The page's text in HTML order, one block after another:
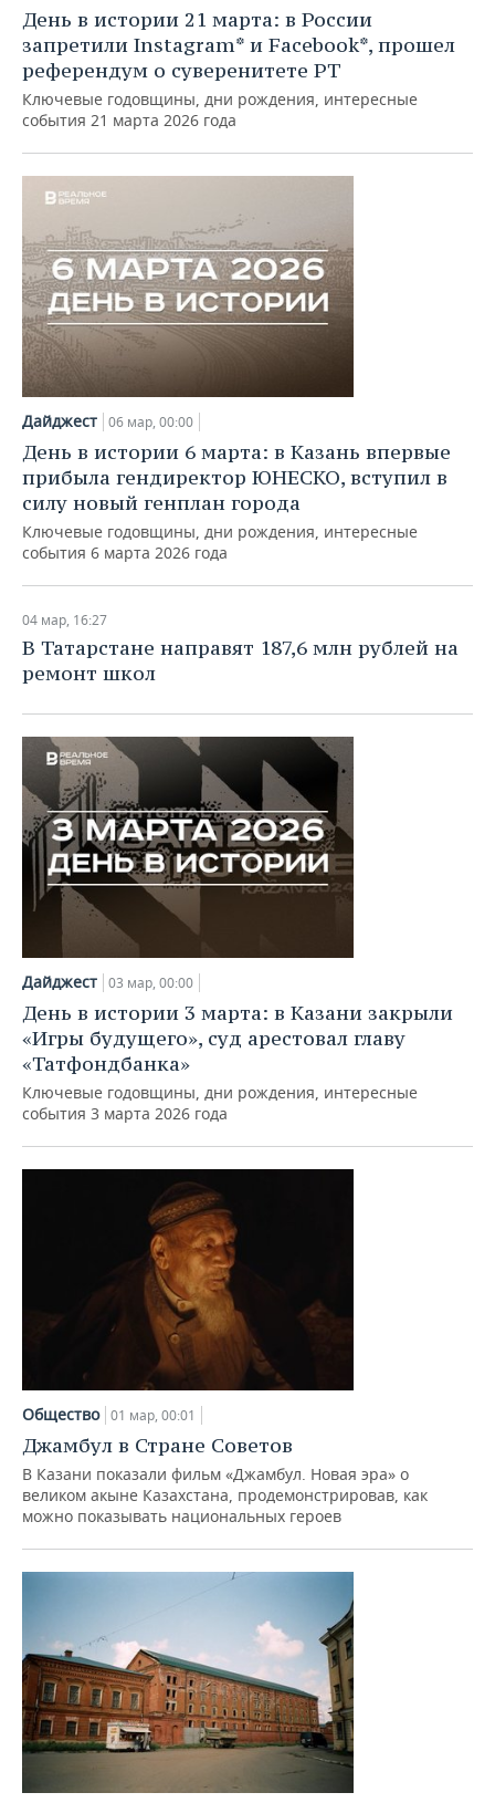
День в истории 21 марта: в России
запретили Instagram* и Facebook*, прошел
референдум о суверенитете РТ
Ключевые годовщины, дни рождения, интересные
события 21 марта 2026 года
Дайджест 06 мар, 00:00
День в истории 6 марта: в Казань впервые
прибыла гендиректор ЮНЕСКО, вступил в
силу новый генплан города
Ключевые годовщины, дни рождения, интересные
события 6 марта 2026 года
04 мар, 16:27
В Татарстане направят 187,6 млн рублей на
ремонт школ
Дайджест 03 мар, 00:00
День в истории 3 марта: в Казани закрыли
«Игры будущего», суд арестовал главу
«Татфондбанка»
Ключевые годовщины, дни рождения, интересные
события 3 марта 2026 года
Общество 01 мар, 00:01
Джамбул в Стране Советов
В Казани показали фильм «Джамбул. Новая эра» о
великом акыне Казахстана, продемонстрировав, как
можно показывать национальных героев